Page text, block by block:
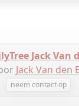
Jack Van
Jack Van den
neem contact op